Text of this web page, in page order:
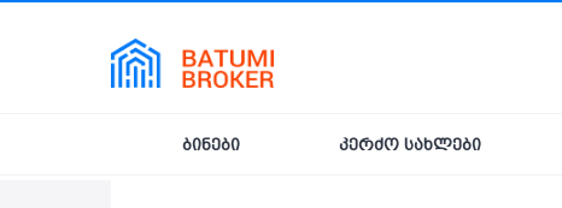
ბინები კერძო სახლები